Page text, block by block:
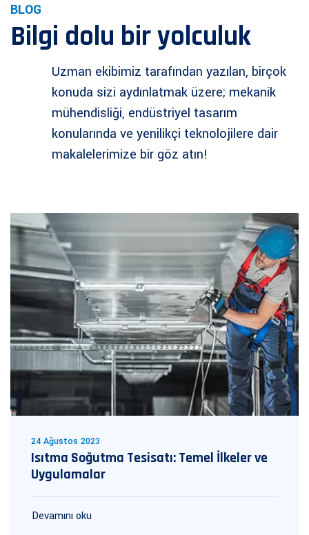
BLOG
Bilgi dolu bir yolculuk
Uzman ekibimiz tarafından yazılan, birçok
konuda sizi aydınlatmak üzere; mekanik
mühendisliği, endüstriyel tasarım
konularında ve yenilikçi teknolojilere dair
makalelerimize bir göz atın!
24 Ağustos 2023
Isıtma Soğutma Tesisatı: Temel İlkeler ve
Uygulamalar
Devamını oku